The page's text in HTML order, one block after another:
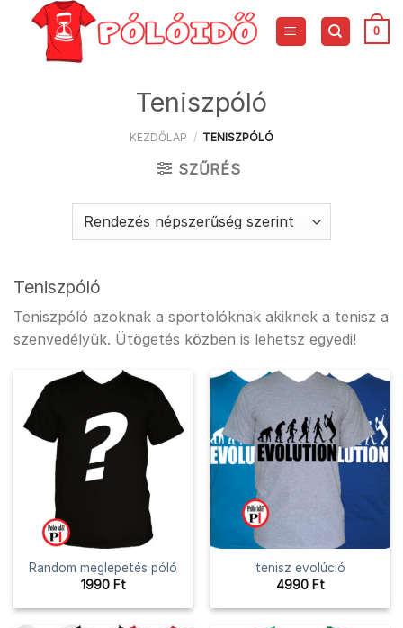
content
0
Teniszpóló
KEZDŐLAP / TENISZPÓLÓ
SZŰRÉS
Teniszpóló
Teniszpóló azoknak a sportolóknak akiknek a tenisz a
szenvedélyük. Ütögetés közben is lehetsz egyedi!
Random meglepetés póló
1990 Ft
tenisz evolúció
4990 Ft